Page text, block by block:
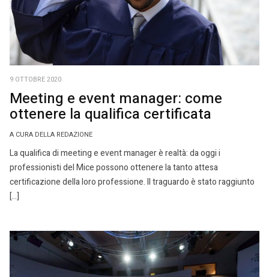
9 OTTOBRE 2020
Meeting e event manager: come
ottenere la qualifica certificata
A CURA DELLA REDAZIONE
La qualifica di meeting e event manager è realtà: da oggi i
professionisti del Mice possono ottenere la tanto attesa
certificazione della loro professione. Il traguardo è stato raggiunto
[…]